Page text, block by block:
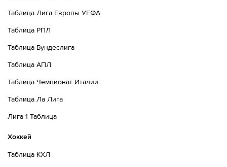
Таблица Лига Европы УЕФА
Таблица РПЛ
Таблица Бундеслига
Таблица АПЛ
Таблица Чемпионат Италии
Таблица Ла Лига
Лига 1 Таблица
Хоккей
Таблица КХЛ